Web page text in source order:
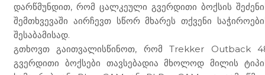
დარწმუნდით, რომ ცალკეული გვერდითი ბოქსის
შემთხვევაში აირჩევთ სწორ მხარეს თქვენი
შესაბამისად.
გთხოვთ გაითვალისწინოთ, რომ Trekker Outback
გვერდითი ბოქსები თავსებადია მხოლოდ მილის